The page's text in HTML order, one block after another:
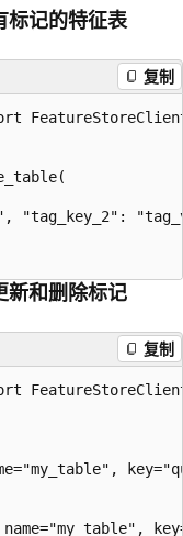
记的特征表
复制
"tag_key_2":
和删除标记
复制